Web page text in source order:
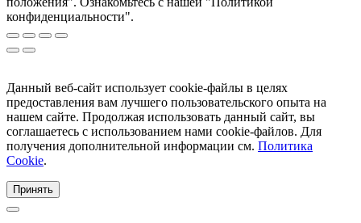
конфиденциальности".
Данный веб-сайт использует cookie-файлы в целях
предоставления вам лучшего пользовательского опыта на
нашем сайте. Продолжая использовать данный сайт, вы
соглашаетесь с использованием нами cookie-файлов. Для
получения дополнительной информации см. Политика
Cookie.
Принять